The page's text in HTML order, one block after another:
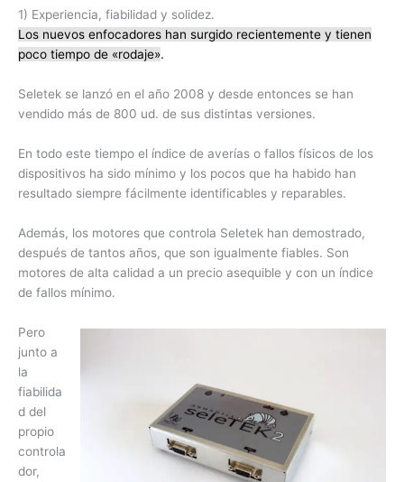
1) Experiencia, fiabilidad y solidez.
Los nuevos enfocadores han surgido recientemente y tienen
poco tiempo de «rodaje».
Seletek se lanzó en el año 2008 y desde entonces se han
vendido más de 800 ud. de sus distintas versiones.
En todo este tiempo el índice de averías o fallos físicos de los
dispositivos ha sido mínimo y los pocos que ha habido han
resultado siempre fácilmente identificables y reparables.
Además, los motores que controla Seletek han demostrado,
después de tantos años, que son igualmente fiables. Son
motores de alta calidad a un precio asequible y con un índice
de fallos mínimo.
Pero
junto a
la
fiabilida
d del
propio
controla
dor,